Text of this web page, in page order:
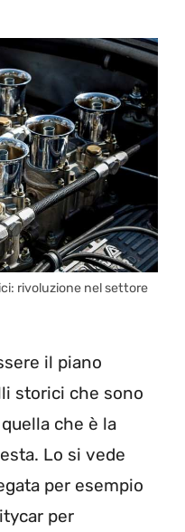
rivoluzione nel settore
il piano
storici che sono
che è la
Lo si vede
per esempio
per